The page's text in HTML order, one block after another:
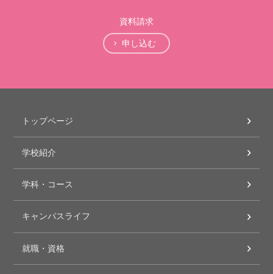
資料請求
申し込む
トップページ
学校紹介
学科・コース
キャンパスライフ
就職・資格